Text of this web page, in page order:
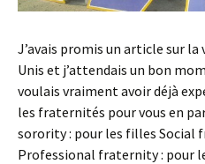
J’avais promis un article sur
Unis et j’attendais un bon
voulais vraiment avoir déjà
les fraternités pour vous en
sorority : pour les filles Social
Professional fraternity : pour